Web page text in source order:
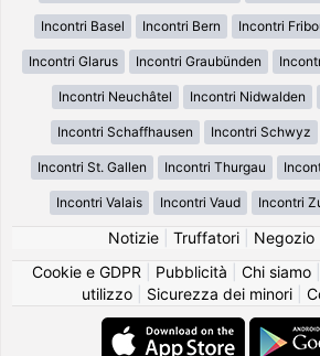
Incontri Basel Incontri Bern Incontri
Incontri Glarus Incontri Graubünden
Incontri Neuchâtel Incontri Nidwalden
Incontri Schaffhausen Incontri Schwyz
Incontri St. Gallen Incontri Thurgau
Incontri Valais Incontri Vaud Incontri
Notizie| Truffatori| Negozio|
Cookie e GDPR
Pubblicità Chi siamo|
utilizzo| Sicurezza dei minori|